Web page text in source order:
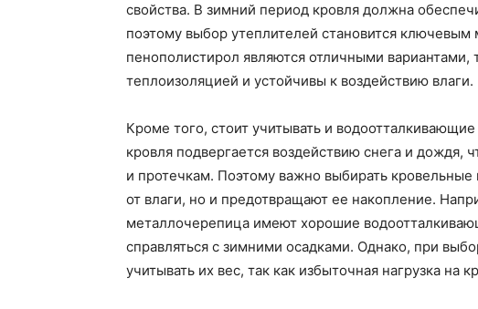
свойства. В зимний период кровля должна
поэтому выбор утеплителей становится
пенополистирол являются отличными вариантами,
теплоизоляцией и устойчивы к воздействию влаги.
Кроме того, стоит учитывать и
кровля подвергается воздействию снега и дождя,
и протечкам. Поэтому важно выбирать
от влаги, но и предотвращают ее накопление.
металлочерепица имеют хорошие
справляться с зимними осадками. Однако, при
учитывать их вес, так как избыточная нагрузка